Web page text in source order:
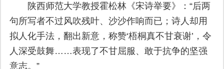
陕西师范大学教授霍松林《宋诗举要》：“后两
句所写者不过风吹残叶、沙沙作响而已；诗人却用
拟人化手法，翻出新意，称赞‘梧桐真不甘衰谢’，令
人深受鼓舞……表现了不甘屈服、敢于抗争的坚强
意志。”